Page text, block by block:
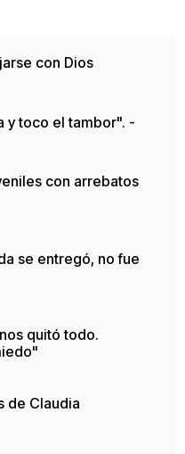
con Dios
y toco el tambor". -
con arrebatos
se entregó, no fue
quitó todo.
de Claudia